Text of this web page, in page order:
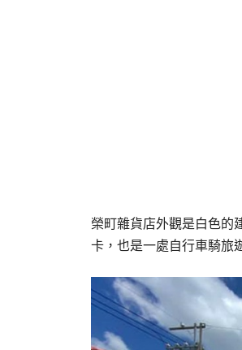
榮町雜貨店外觀是白色的
卡，也是一處自行車騎旅